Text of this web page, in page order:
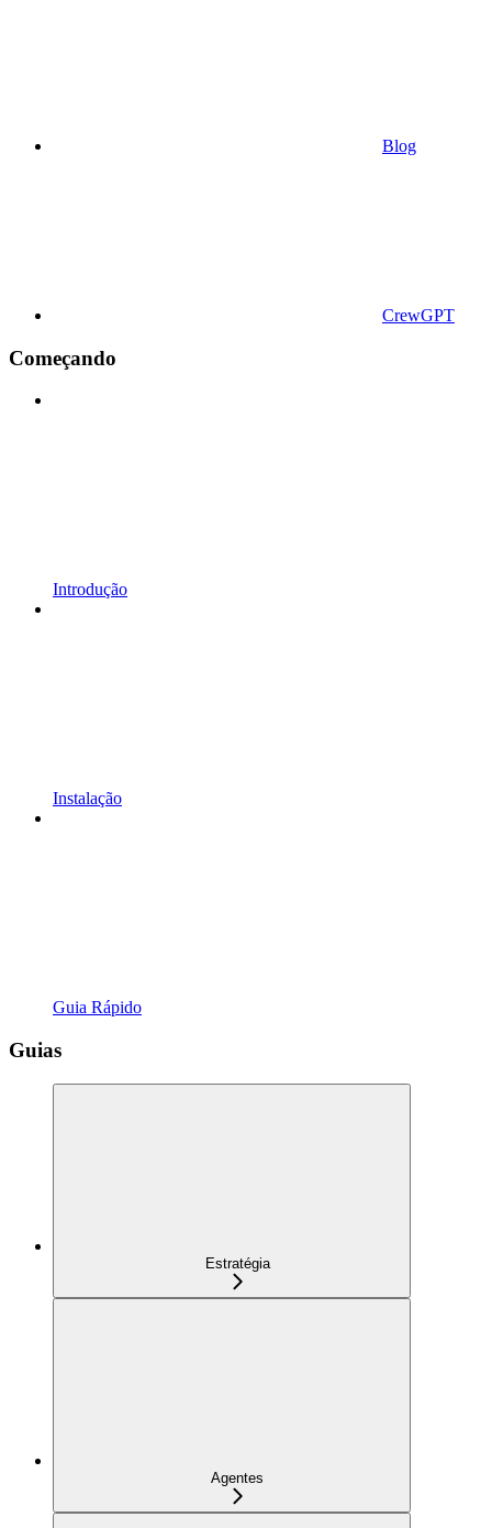
Blog
CrewGPT
Começando
Introdução
Instalação
Guia Rápido
Guias
Estratégia
Agentes